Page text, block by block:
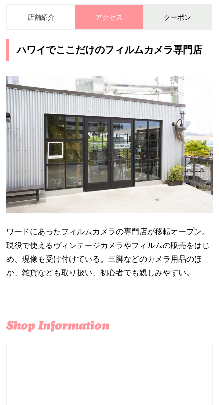
店舗紹介 アクセス クーポン
ハワイでここだけのフィルムカメラ専門店
ワードにあったフィルムカメラの専門店が移転オープン。
現役で使えるヴィンテージカメラやフィルムの販売をはじ
め、現像も受け付けている。三脚などのカメラ用品のほ
か、雑貨なども取り扱い、初心者でも親しみやすい。